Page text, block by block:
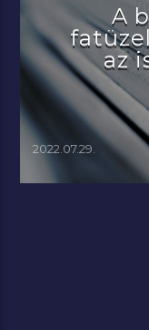
A
az
2022.07.29.